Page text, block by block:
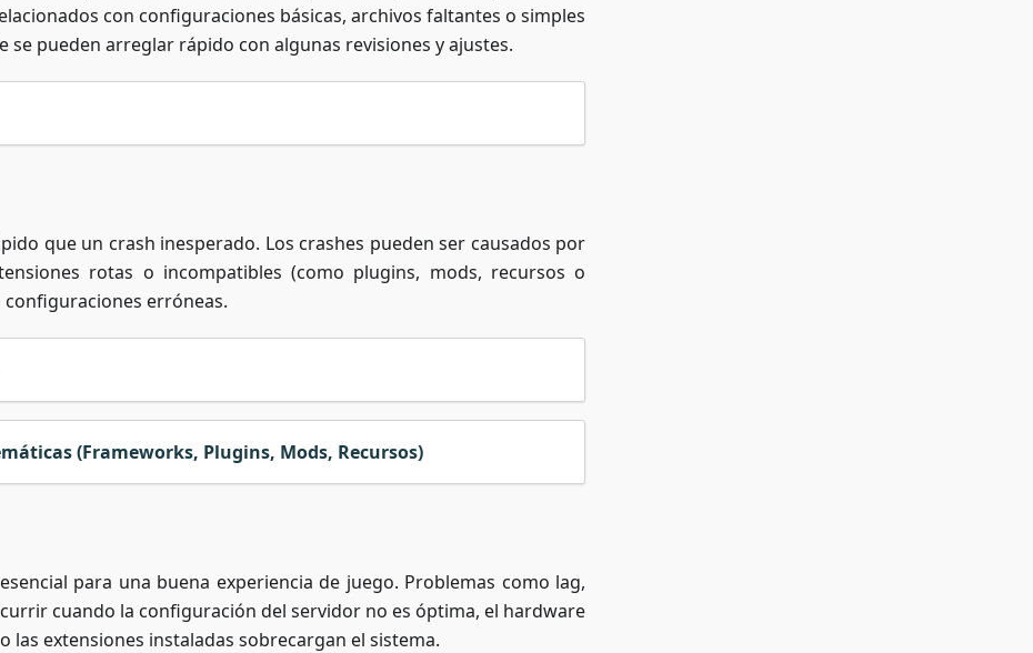
con configuraciones básicas, archivos faltantes o simples
pueden arreglar rápido con algunas revisiones y ajustes.
que un crash inesperado. Los crashes pueden ser causados por
rotas o incompatibles (como plugins, mods, recursos o
erróneas.
(Frameworks, Plugins, Mods, Recursos)
para una buena experiencia de juego. Problemas como lag,
cuando la configuración del servidor no es óptima, el hardware
las extensiones instaladas sobrecargan el sistema.